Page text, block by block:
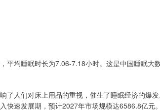
平均睡眠时长为7.06-7.18小时。这是中国睡眠大
了人们对床上用品的重视，催生了睡眠经济的爆
快速发展期，预计2027年市场规模达6586.8亿元。